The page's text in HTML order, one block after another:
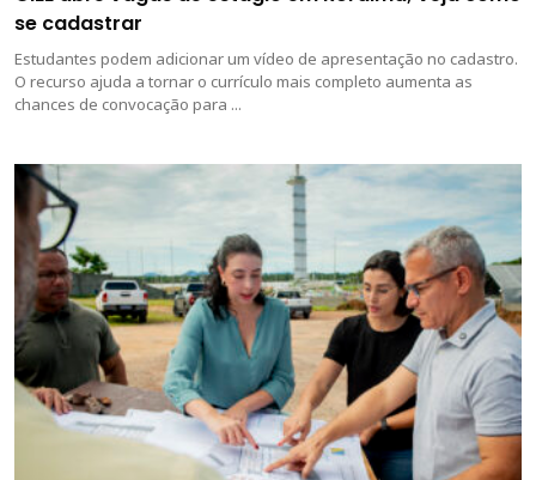
se cadastrar
Estudantes podem adicionar um vídeo de apresentação no cadastro.
O recurso ajuda a tornar o currículo mais completo aumenta as
chances de convocação para ...